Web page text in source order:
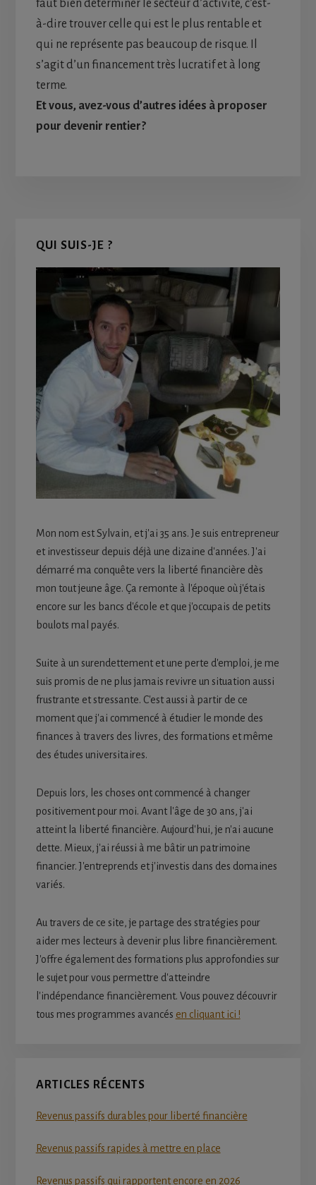
faut bien déterminer le secteur d’activité, c’est-
à-dire trouver celle qui est le plus rentable et
qui ne représente pas beaucoup de risque. Il
s’agit d’un financement très lucratif et à long
terme.
Et vous, avez-vous d’autres idées à proposer
pour devenir rentier?
Primary
Sidebar
QUI SUIS-JE ?
Mon nom est Sylvain, et j'ai 35 ans. Je suis entrepreneur
et investisseur depuis déjà une dizaine d'années. J'ai
démarré ma conquête vers la liberté financière dès
mon tout jeune âge. Ça remonte à l'époque où j'étais
encore sur les bancs d'école et que j'occupais de petits
boulots mal payés.
Suite à un surendettement et une perte d'emploi, je me
suis promis de ne plus jamais revivre un situation aussi
frustrante et stressante. C'est aussi à partir de ce
moment que j'ai commencé à étudier le monde des
finances à travers des livres, des formations et même
des études universitaires.
Depuis lors, les choses ont commencé à changer
positivement pour moi. Avant l'âge de 30 ans, j'ai
atteint la liberté financière. Aujourd'hui, je n'ai aucune
dette. Mieux, j'ai réussi à me bâtir un patrimoine
financier. J'entreprends et j'investis dans des domaines
variés.
Au travers de ce site, je partage des stratégies pour
aider mes lecteurs à devenir plus libre financièrement.
J'offre également des formations plus approfondies sur
le sujet pour vous permettre d'atteindre
l'indépendance financièrement. Vous pouvez découvrir
tous mes programmes avancés en cliquant ici !
ARTICLES RÉCENTS
Revenus passifs durables pour liberté financière
Revenus passifs rapides à mettre en place
Revenus passifs qui rapportent encore en 2026